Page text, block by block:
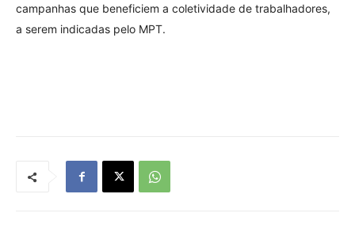
campanhas que beneficiem a coletividade de trabalhadores,
a serem indicadas pelo MPT.